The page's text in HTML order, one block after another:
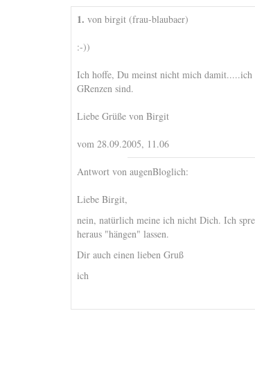
1. von birgit (frau-blaubaer)
:-))
Ich hoffe, Du meinst nicht mich damit.....ich
GRenzen sind.
Liebe Grüße von Birgit
vom 28.09.2005, 11.06
Antwort von augenBloglich:
Liebe Birgit,
nein, natürlich meine ich nicht Dich. Ich
heraus "hängen" lassen.
Dir auch einen lieben Gruß
ich